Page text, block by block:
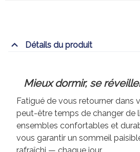
Détails du produit
Mieux dormir, se
Fatigué de vous retourner dans
peut-être temps de changer de
ensembles confortables et
vous garantir un sommeil